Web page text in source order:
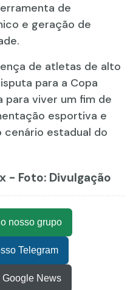
de
e geração de
de atletas de alto
para a Copa
para viver um fim de
esportiva e
cenário estadual do
- Foto: Divulgação
nosso grupo
Telegram
Google News